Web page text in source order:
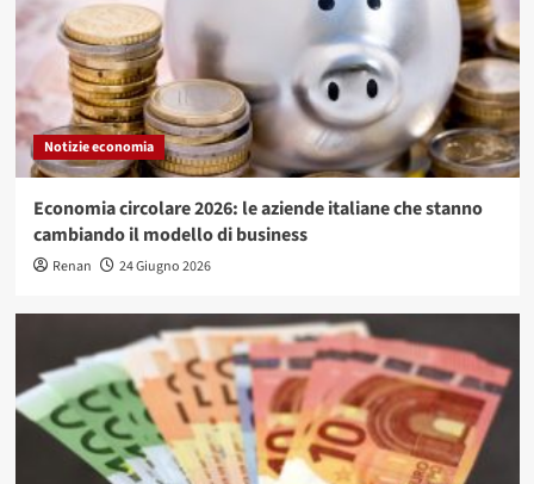
Notizie economia
Economia circolare 2026: le aziende italiane che stanno
cambiando il modello di business
Renan 24 Giugno 2026